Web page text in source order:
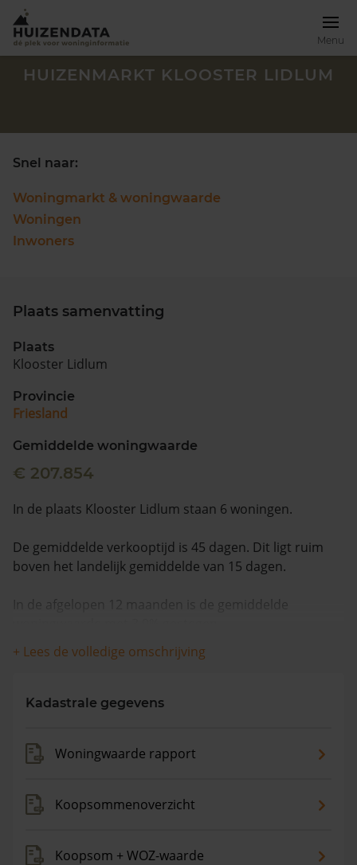
Menu
Zoek een woning
088 220 4200
Maandag t/m vrijdag - 08:00 -18:00
HUIZENMARKT KLOOSTER LIDLUM
Snel naar:
Woningmarkt & woningwaarde
Woningen
Inwoners
Plaats samenvatting
Plaats
Klooster Lidlum
Provincie
Friesland
Gemiddelde woningwaarde
€ 207.854
In de plaats Klooster Lidlum staan 6 woningen.
De gemiddelde verkooptijd is 45 dagen. Dit ligt ruim
boven het landelijk gemiddelde van 15 dagen.
In de afgelopen 12 maanden is de gemiddelde
+ Lees de volledige omschrijving
Kadastrale gegevens
Woningwaarde rapport
Koopsommenoverzicht
Koopsom + WOZ-waarde